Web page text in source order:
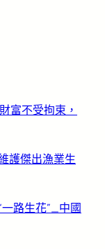
富不受拘束，
護傑出漁業生
路生花”_中國